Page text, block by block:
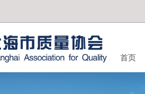
首页